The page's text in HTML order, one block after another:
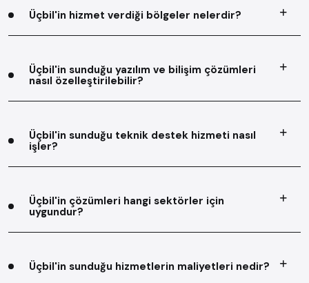
Üçbil'in hizmet verdiği bölgeler nelerdir?
Üçbil'in sunduğu yazılım ve bilişim çözümleri
nasıl özelleştirilebilir?
Üçbil'in sunduğu teknik destek hizmeti nasıl
işler?
Üçbil'in çözümleri hangi sektörler için
uygundur?
Üçbil'in sunduğu hizmetlerin maliyetleri nedir?